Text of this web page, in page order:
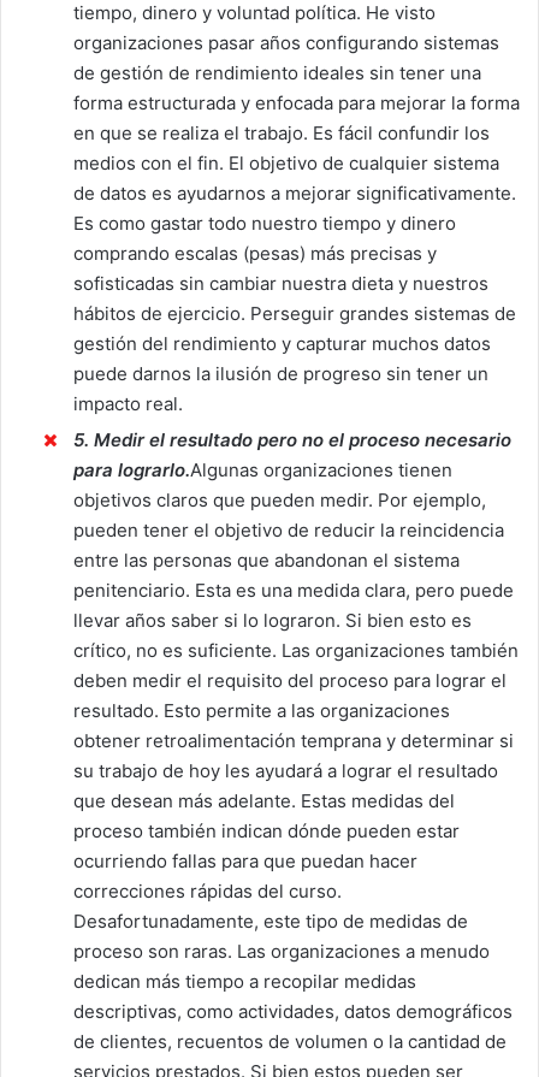
tiempo, dinero y voluntad política. He visto
organizaciones pasar años configurando sistemas
de gestión de rendimiento ideales sin tener una
forma estructurada y enfocada para mejorar la forma
en que se realiza el trabajo. Es fácil confundir los
medios con el fin. El objetivo de cualquier sistema
de datos es ayudarnos a mejorar significativamente.
Es como gastar todo nuestro tiempo y dinero
comprando escalas (pesas) más precisas y
sofisticadas sin cambiar nuestra dieta y nuestros
hábitos de ejercicio. Perseguir grandes sistemas de
gestión del rendimiento y capturar muchos datos
puede darnos la ilusión de progreso sin tener un
impacto real.
5. Medir el resultado pero no el proceso necesario
para lograrlo.Algunas organizaciones tienen
objetivos claros que pueden medir. Por ejemplo,
pueden tener el objetivo de reducir la reincidencia
entre las personas que abandonan el sistema
penitenciario. Esta es una medida clara, pero puede
llevar años saber si lo lograron. Si bien esto es
crítico, no es suficiente. Las organizaciones también
deben medir el requisito del proceso para lograr el
resultado. Esto permite a las organizaciones
obtener retroalimentación temprana y determinar si
su trabajo de hoy les ayudará a lograr el resultado
que desean más adelante. Estas medidas del
proceso también indican dónde pueden estar
ocurriendo fallas para que puedan hacer
correcciones rápidas del curso.
Desafortunadamente, este tipo de medidas de
proceso son raras. Las organizaciones a menudo
dedican más tiempo a recopilar medidas
descriptivas, como actividades, datos demográficos
de clientes, recuentos de volumen o la cantidad de
servicios prestados. Si bien estos pueden ser